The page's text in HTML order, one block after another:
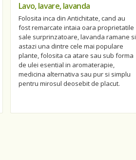
Lavo, lavare, lavanda
Folosita inca din Antichitate, cand au
fost remarcate intaia oara proprietatile
sale surprinzatoare, lavanda ramane si
astazi una dintre cele mai populare
plante, folosita ca atare sau sub forma
de ulei esential in aromaterapie,
medicina alternativa sau pur si simplu
pentru mirosul deosebit de placut.